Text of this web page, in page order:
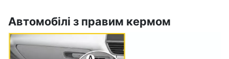
Автомобілі з правим кермом